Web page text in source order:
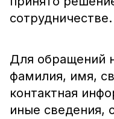
сотрудничестве.
Для обращений
фамилия, имя,
контактная
иные сведения,